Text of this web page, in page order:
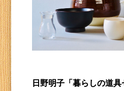
日野明子「暮らしの道具